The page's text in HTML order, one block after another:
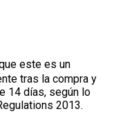
este es un
tras la compra y
14 días, según lo
2013.